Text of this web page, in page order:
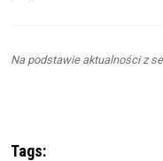
Na podstawie aktualności z
Tags: